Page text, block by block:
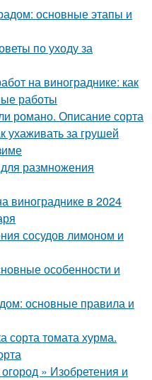
основные этапы и
по уходу за
на винограднике: как
работы
романо. Описание сорта
ухаживать за грушей
для размножения
винограднике в 2024
сосудов лимоном и
особенности и
основные правила и
сорта томата хурма.
» Изобретения и